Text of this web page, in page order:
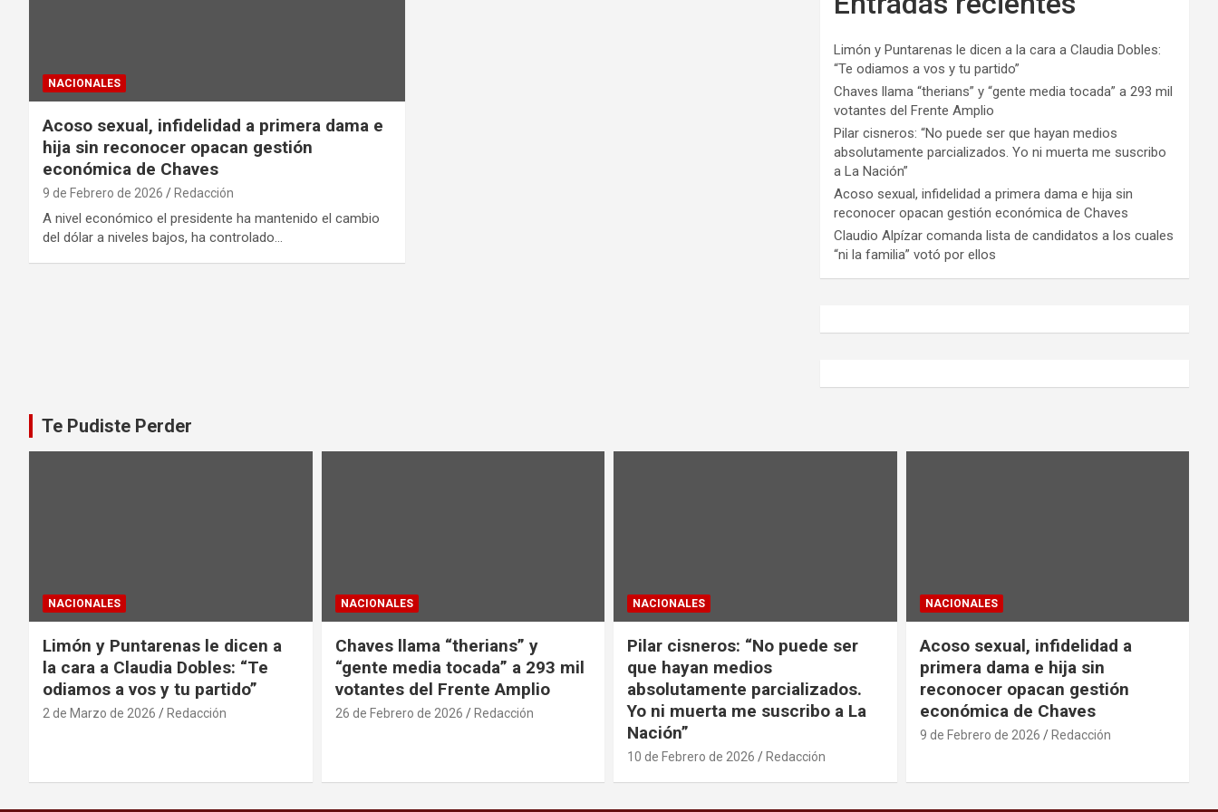
NACIONALES
Acoso sexual, infidelidad a primera dama e
hija sin reconocer opacan gestión
económica de Chaves
9 de Febrero de 2026 Redacción
A nivel económico el presidente ha mantenido el cambio
del dólar a niveles bajos, ha controlado…
Limón y Puntarenas le dicen a la cara a Claudia Dobles:
“Te odiamos a vos y tu partido”
Chaves llama “therians” y “gente media tocada” a 293 mil
votantes del Frente Amplio
Pilar cisneros: “No puede ser que hayan medios
absolutamente parcializados. Yo ni muerta me suscribo
a La Nación”
Acoso sexual, infidelidad a primera dama e hija sin
reconocer opacan gestión económica de Chaves
Claudio Alpízar comanda lista de candidatos a los cuales
“ni la familia” votó por ellos
Te Pudiste Perder
NACIONALES
Limón y Puntarenas le dicen a
la cara a Claudia Dobles: “Te
odiamos a vos y tu partido”
2 de Marzo de 2026 Redacción
NACIONALES
Chaves llama “therians” y
“gente media tocada” a 293 mil
votantes del Frente Amplio
26 de Febrero de 2026 Redacción
NACIONALES
Pilar cisneros: “No puede ser
que hayan medios
absolutamente parcializados.
Yo ni muerta me suscribo a La
Nación”
10 de Febrero de 2026 Redacción
NACIONALES
Acoso sexual, infidelidad a
primera dama e hija sin
reconocer opacan gestión
económica de Chaves
9 de Febrero de 2026 Redacción